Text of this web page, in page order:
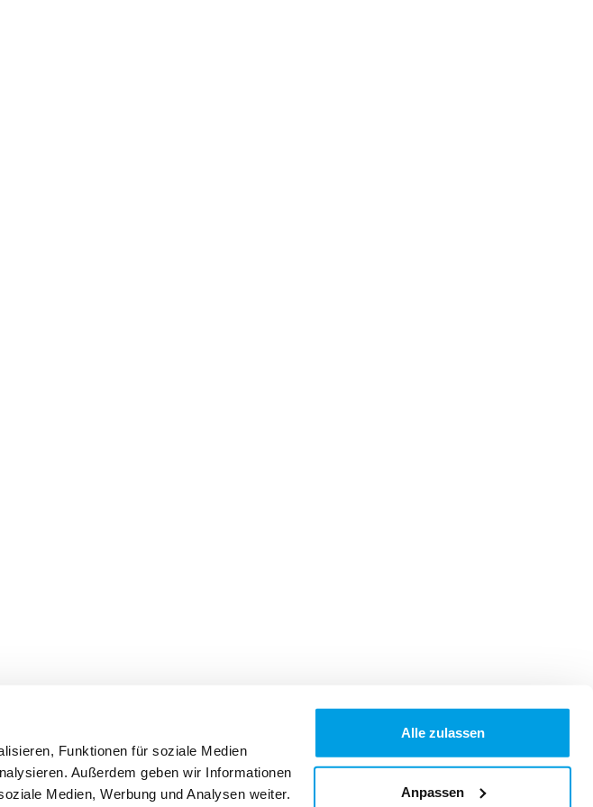
Funktionen für soziale Medien
Außerdem geben wir Informationen
Medien, Werbung und Analysen weiter.
Alle zulassen
Anpassen